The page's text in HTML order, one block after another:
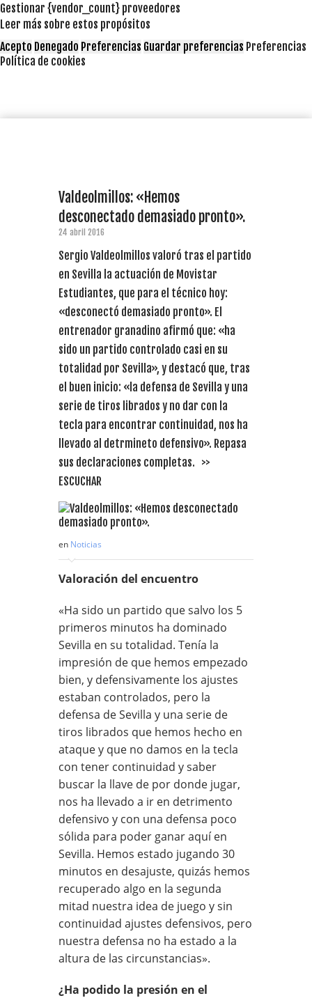
Gestionar {vendor_count} proveedores
Leer más sobre estos propósitos
Acepto Denegado Preferencias Guardar preferencias Preferencias
Política de cookies
Valdeolmillos: «Hemos
desconectado demasiado pronto».
24 abril 2016
Sergio Valdeolmillos valoró tras el partido
en Sevilla la actuación de Movistar
Estudiantes, que para el técnico hoy:
«desconectó demasiado pronto». El
entrenador granadino afirmó que: «ha
sido un partido controlado casi en su
totalidad por Sevilla», y destacó que, tras
el buen inicio: «la defensa de Sevilla y una
serie de tiros librados y no dar con la
tecla para encontrar continuidad, nos ha
llevado al detrmineto defensivo». Repasa
sus declaraciones completas. >>
ESCUCHAR
en Noticias
Valoración del encuentro
«Ha sido un partido que salvo los 5
primeros minutos ha dominado
Sevilla en su totalidad. Tenía la
impresión de que hemos empezado
bien, y defensivamente los ajustes
estaban controlados, pero la
defensa de Sevilla y una serie de
tiros librados que hemos hecho en
ataque y que no damos en la tecla
con tener continuidad y saber
buscar la llave de por donde jugar,
nos ha llevado a ir en detrimento
defensivo y con una defensa poco
sólida para poder ganar aquí en
Sevilla. Hemos estado jugando 30
minutos en desajuste, quizás hemos
recuperado algo en la segunda
mitad nuestra idea de juego y sin
continuidad ajustes defensivos, pero
nuestra defensa no ha estado a la
altura de las circunstancias».
¿Ha podido la presión en el